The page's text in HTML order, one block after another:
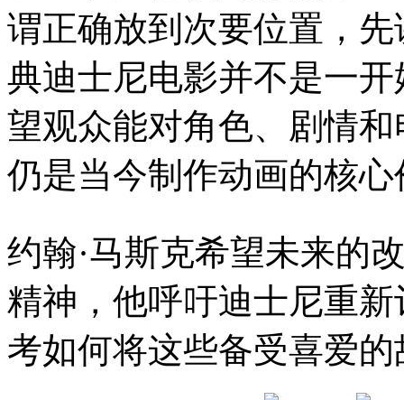
谓正确放到次要位置，
典迪士尼电影并不是一
望观众能对角色、剧情
仍是当今制作动画的核心
约翰·马斯克希望未来的
精神，他呼吁迪士尼重
考如何将这些备受喜爱